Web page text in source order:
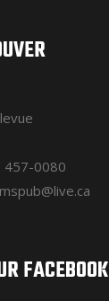
457-0080
FACEBOOK